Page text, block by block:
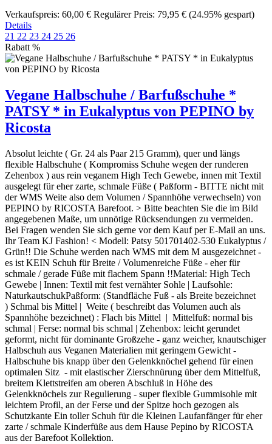
Verkaufspreis: 60,00 € Regulärer Preis: 79,95 € (24.95% gespart)
Details
21 22 23 24 25 26
Rabatt %
Vegane Halbschuhe / Barfußschuhe *
PATSY * in Eukalyptus von PEPINO by
Ricosta
Absolut leichte ( Gr. 24 als Paar 215 Gramm), quer und längs
flexible Halbschuhe ( Kompromiss Schuhe wegen der runderen
Zehenbox ) aus rein veganem High Tech Gewebe, innen mit Textil
ausgelegt für eher zarte, schmale Füße ( Paßform - BITTE nicht mit
der WMS Weite also dem Volumen / Spannhöhe verwechseln) von
PEPINO by RICOSTA Barefoot. > Bitte beachten Sie die im Bild
angegebenen Maße, um unnötige Rücksendungen zu vermeiden.
Bei Fragen wenden Sie sich gerne vor dem Kauf per E-Mail an uns.
Ihr Team KJ Fashion! < Modell: Patsy 501701402-530 Eukalyptus /
Grün!! Die Schuhe werden nach WMS mit dem M ausgezeichnet -
es ist KEIN Schuh für Breite / Volumenreiche Füße - eher für
schmale / gerade Füße mit flachem Spann !!Material: High Tech
Gewebe | Innen: Textil mit fest vernähter Sohle | Laufsohle:
NaturkautschukPaßform: (Standfläche Fuß - als Breite bezeichnet
) Schmal bis Mittel | Weite ( beschreibt das Volumen auch als
Spannhöhe bezeichnet) : Flach bis Mittel | Mittelfuß: normal bis
schmal | Ferse: normal bis schmal | Zehenbox: leicht gerundet
geformt, nicht für dominante Großzehe - ganz weicher, knautschiger
Halbschuh aus Veganen Materialien mit geringem Gewicht -
Halbschuhe bis knapp über den Gelenkknöchel gehend für einen
optimalen Sitz - mit elastischer Zierschnürung über dem Mittelfuß,
breitem Klettstreifen am oberen Abschluß in Höhe des
Gelenkknöchels zur Regulierung - super flexible Gummisohle mit
leichtem Profil, an der Ferse und der Spitze hoch gezogen als
Schutzkante Ein toller Schuh für die Kleinen Laufanfänger für eher
zarte / schmale Kinderfüße aus dem Hause Pepino by RICOSTA
aus der Barefoot Kollektion.